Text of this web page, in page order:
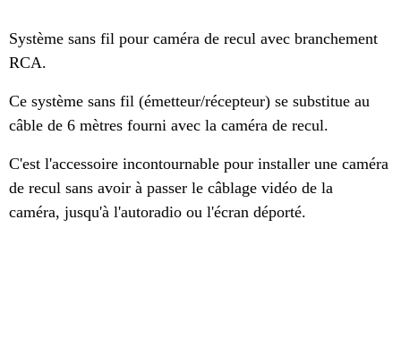
Système sans fil pour caméra de recul avec branchement
RCA.
Ce système sans fil (émetteur/récepteur) se substitue au
câble de 6 mètres fourni avec la caméra de recul.
C'est l'accessoire incontournable pour installer une caméra
de recul sans avoir à passer le câblage vidéo de la
caméra, jusqu'à l'autoradio ou l'écran déporté.